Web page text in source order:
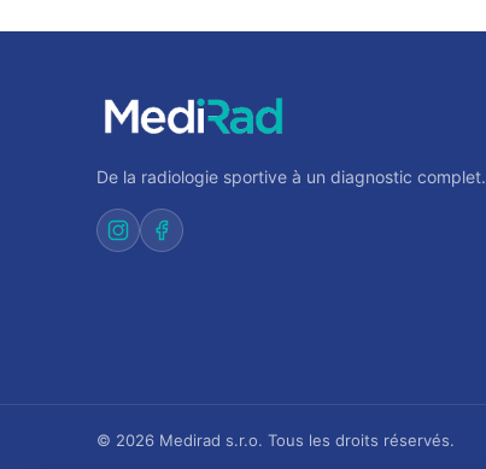
De la radiologie sportive à un diagnostic complet.
© 2026 Medirad s.r.o. Tous les droits réservés.